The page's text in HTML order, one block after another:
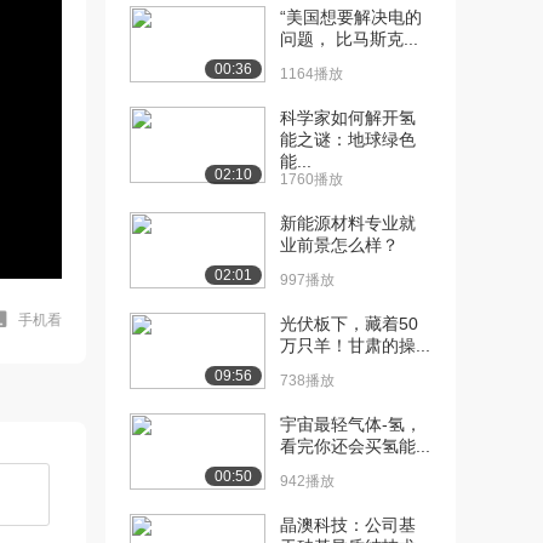
手机看
00:36
“美国想要解决电的
问题， 比马斯克...
1164播放
02:10
科学家如何解开氢
能之谜：地球绿色
能...
1760播放
02:01
新能源材料专业就
业前景怎么样？
997播放
09:56
光伏板下，藏着50
万只羊！甘肃的操...
738播放
00:50
宇宙最轻气体-氢，
看完你还会买氢能...
942播放
晶澳科技：公司基